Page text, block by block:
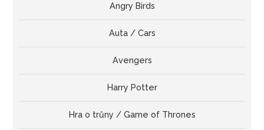
Angry Birds
Auta / Cars
Avengers
Harry Potter
Hra o trůny / Game of Thrones